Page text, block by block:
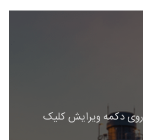
روی دکمه ویرایش کلیک